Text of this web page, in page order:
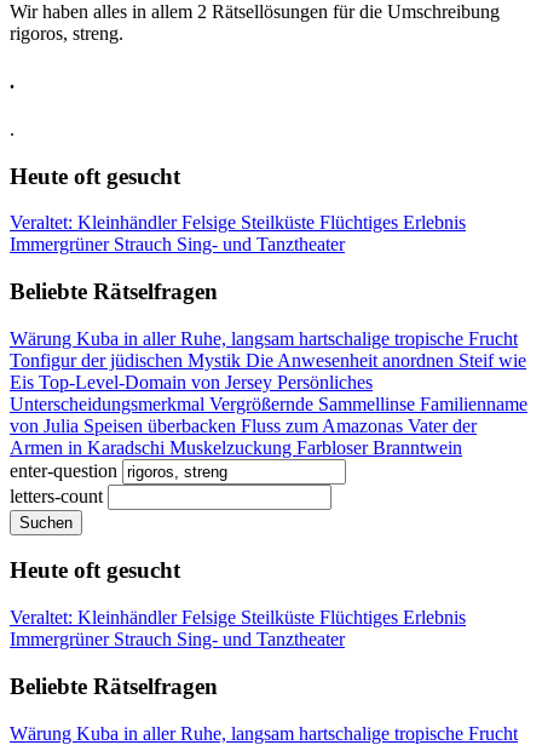
Wir haben alles in allem 2 Rätsellösungen für die Umschreibung
rigoros, streng.
.
.
Heute oft gesucht
Veraltet: KleinhändlerFelsige Steilküste Flüchtiges Erlebnis
Immergrüner Strauch Sing- und Tanztheater
Beliebte Rätselfragen
Wärung Kuba in aller Ruhe, langsam hartschalige tropische Frucht
Tonfigur der jüdischen Mystik Die Anwesenheit anordnen Steif wie
Eis Top-Level-Domain von Jersey Persönliches
Unterscheidungsmerkmal Vergrößernde Sammellinse Familienname
von Julia Speisen überbacken Fluss zum Amazonas Vater der
Armen in Karadschi Muskelzuckung Farbloser Branntwein
enter-question
letters-count
Suchen
Heute oft gesucht
Veraltet: KleinhändlerFelsige Steilküste Flüchtiges Erlebnis
Immergrüner Strauch Sing- und Tanztheater
Beliebte Rätselfragen
Wärung Kuba in aller Ruhe, langsam hartschalige tropische Frucht